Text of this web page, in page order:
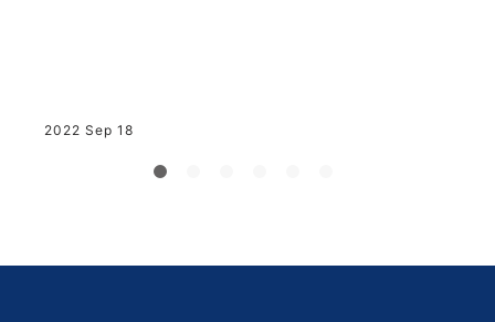
2022 Sep 18